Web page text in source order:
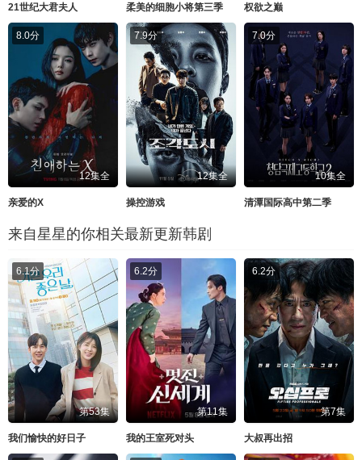
21世纪大君夫人 柔美的细胞小将第三季 权欲之巅
8.0分
12集全
亲爱的X
7.9分
12集全
操控游戏
7.0分
10集全
清潭国际高中第二季
来自星星的你相关最新更新韩剧
6.1分
第53集
我们愉快的好日子
6.2分
第11集
我的王室死对头
6.2分
第7集
大叔再出招